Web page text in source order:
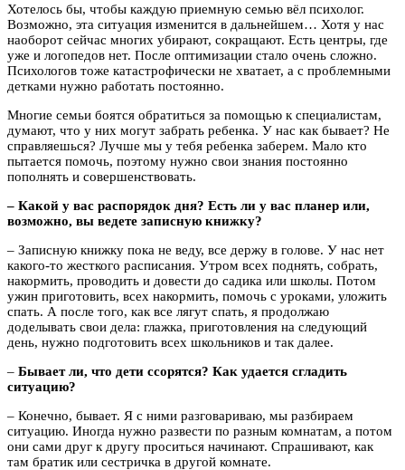
Хотелось бы, чтобы каждую приемную семью вёл психолог.
Возможно, эта ситуация изменится в дальнейшем… Хотя у нас
наоборот сейчас многих убирают, сокращают. Есть центры, где
уже и логопедов нет. После оптимизации стало очень сложно.
Психологов тоже катастрофически не хватает, а с проблемными
детками нужно работать постоянно.
Многие семьи боятся обратиться за помощью к специалистам,
думают, что у них могут забрать ребенка. У нас как бывает? Не
справляешься? Лучше мы у тебя ребенка заберем. Мало кто
пытается помочь, поэтому нужно свои знания постоянно
пополнять и совершенствовать.
– Какой у вас распорядок дня? Есть ли у вас планер или,
возможно, вы ведете записную книжку?
– Записную книжку пока не веду, все держу в голове. У нас нет
какого-то жесткого расписания. Утром всех поднять, собрать,
накормить, проводить и довести до садика или школы. Потом
ужин приготовить, всех накормить, помочь с уроками, уложить
спать. А после того, как все лягут спать, я продолжаю
доделывать свои дела: глажка, приготовления на следующий
день, нужно подготовить всех школьников и так далее.
– Бывает ли, что дети ссорятся? Как удается сгладить
ситуацию?
– Конечно, бывает. Я с ними разговариваю, мы разбираем
ситуацию. Иногда нужно развести по разным комнатам, а потом
они сами друг к другу проситься начинают. Спрашивают, как
там братик или сестричка в другой комнате.